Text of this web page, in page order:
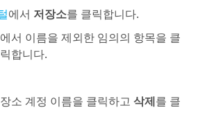
에서 저장소를 클릭합니다.
서 이름을 제외한 임의의 항목을 클
합니다.
소 계정 이름을 클릭하고 삭제를 클